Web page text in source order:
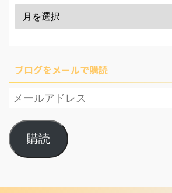
ブログをメールで購読
購読